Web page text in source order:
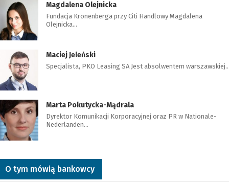
Magdalena Olejnicka
Fundacja Kronenberga przy Citi Handlowy Magdalena
Olejnicka…
Maciej Jeleński
Specjalista, PKO Leasing SA Jest absolwentem
Marta Pokutycka-Mądrala
Dyrektor Komunikacji Korporacyjnej oraz PR w Nationale-
Nederlanden…
O tym mówią bankowcy